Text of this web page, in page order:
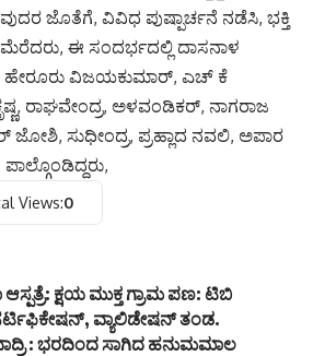
ಜೊತೆಗೆ, ವಿವಿಧ ಪುಷ್ಪಾರ್ಚನೆ ನಡೆಸಿ, ಭಕ್ತಿ
ಮೆರೆದರು, ಈ ಸಂದರ್ಭದಲ್ಲಿ ದಾಸನಾಳ
ಹೇರೂರು ವಿಜಯಕುಮಾರ್, ಎಚ್ ಕೆ
ರಾಘವೇಂದ್ರ, ಅಳವಂಡಿಕರ್, ನಾಗರಾಜ
ಸುಧೀಂದ್ರ, ಪ್ರಹ್ಲಾದ ನವಲಿ, ಅಪಾರ
ಪಾಲ್ಗೊಂಡಿದ್ದರು,
Views:0
ಕ್ಷಯ ಮುಕ್ತ ಗ್ರಾಮ ಪಣ: ಟಿಬಿ
ವ್ಯಾಲಿಡೇಷನ್ ತಂಡ.
: ಭರದಿಂದ ಸಾಗಿದ ಹನುಮಮಾಲ